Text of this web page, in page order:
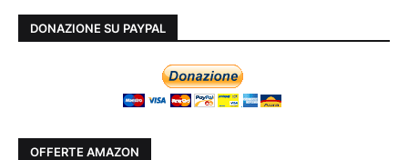
DONAZIONE SU PAYPAL
OFFERTE AMAZON